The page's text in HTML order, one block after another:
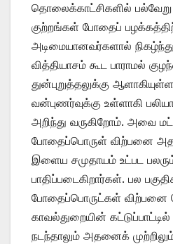
தொலைக்காட்சிகளில் பல்வேறு
குற்றங்கள் போதைப்
அடிமையானவர்களால் நிகழ்ந்து
வித்தியாசம் கூட பாராமல்
துன்புறுத்தலுக்கு
வன்புணர்வுக்கு உள்ளாகி
அறிந்து வருகிறோம். அவை
போதைப்பொருள் விற்பனை
இளைய சமுதாயம் உட்பட
பாதிப்படைகிறார்கள். பல
போதைப்பொருட்கள் விற்பனை
காவல்துறையின்
நடந்தாலும் அதனைக்